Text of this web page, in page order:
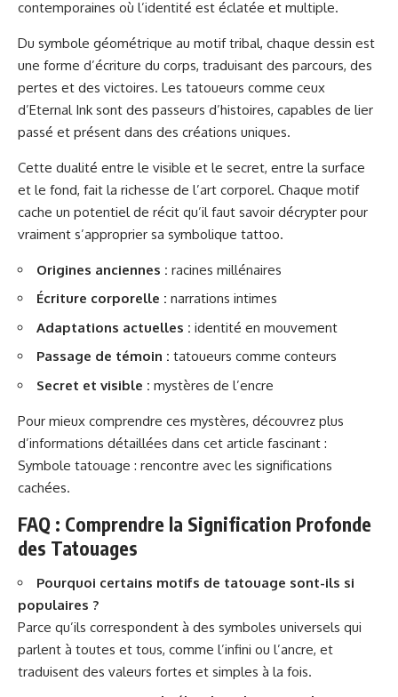
contemporaines où l’identité est éclatée et multiple.
Du symbole géométrique au motif tribal, chaque dessin est
une forme d’écriture du corps, traduisant des parcours, des
pertes et des victoires. Les tatoueurs comme ceux
d’Eternal Ink sont des passeurs d’histoires, capables de lier
passé et présent dans des créations uniques.
Cette dualité entre le visible et le secret, entre la surface
et le fond, fait la richesse de l’art corporel. Chaque motif
cache un potentiel de récit qu’il faut savoir décrypter pour
vraiment s’approprier sa symbolique tattoo.
Origines anciennes : racines millénaires
Écriture corporelle : narrations intimes
Adaptations actuelles : identité en mouvement
Passage de témoin : tatoueurs comme conteurs
Secret et visible : mystères de l’encre
Pour mieux comprendre ces mystères, découvrez plus
d’informations détaillées dans cet article fascinant :
Symbole tatouage : rencontre avec les significations
cachées.
FAQ : Comprendre la Signification Profonde
des Tatouages
Pourquoi certains motifs de tatouage sont-ils si
populaires ?
Parce qu’ils correspondent à des symboles universels qui
parlent à toutes et tous, comme l’infini ou l’ancre, et
traduisent des valeurs fortes et simples à la fois.